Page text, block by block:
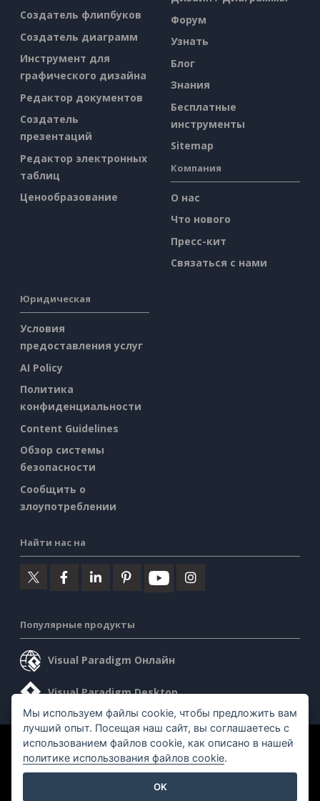
Создатель флипбуков
Создатель диаграмм
Инструмент для
графического дизайна
Редактор документов
Создатель
презентаций
Редактор электронных
таблиц
Ценообразование
Форум
Узнать
Блог
Знания
Бесплатные
инструменты
Sitemap
Компания
О нас
Что нового
Пресс-кит
Связаться с нами
Юридическая
Условия
предоставления услуг
AI Policy
Политика
конфиденциальности
Content Guidelines
Обзор системы
безопасности
Сообщить о
злоупотреблении
Найти нас на
Популярные продукты
Visual Paradigm Онлайн
Visual Paradigm Desktop
©2026 by Visual Paradigm. Все права защищены.
Мы используем файлы cookie, чтобы предложить вам
лучший опыт. Посещая наш сайт, вы соглашаетесь с
использованием файлов cookie, как описано в нашей
политике использования файлов cookie.
OK